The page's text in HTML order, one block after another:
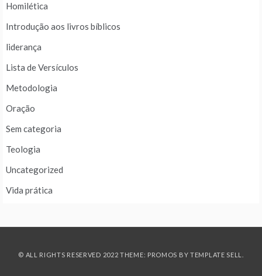
Homilética
Introdução aos livros bíblicos
liderança
Lista de Versículos
Metodologia
Oração
Sem categoria
Teologia
Uncategorized
Vida prática
© ALL RIGHTS RESERVED 2022 THEME: PROMOS BY TEMPLATE SELL